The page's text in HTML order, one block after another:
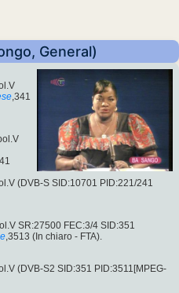
General)
,341
(DVB-S SID:10701 PID:221/241
SR:27500 FEC:3/4 SID:351
,3513 (In chiaro - FTA).
(DVB-S2 SID:351 PID:3511[MPEG-